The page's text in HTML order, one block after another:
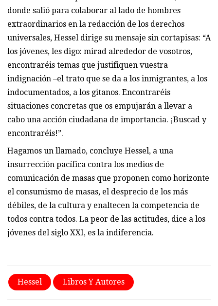
donde salió para colaborar al lado de hombres
extraordinarios en la redacción de los derechos
universales, Hessel dirige su mensaje sin cortapisas: “A
los jóvenes, les digo: mirad alrededor de vosotros,
encontraréis temas que justifiquen vuestra
indignación –el trato que se da a los inmigrantes, a los
indocumentados, a los gitanos. Encontraréis
situaciones concretas que os empujarán a llevar a
cabo una acción ciudadana de importancia. ¡Buscad y
encontraréis!”.
Hagamos un llamado, concluye Hessel, a una
insurrección pacífica contra los medios de
comunicación de masas que proponen como horizonte
el consumismo de masas, el desprecio de los más
débiles, de la cultura y enaltecen la competencia de
todos contra todos. La peor de las actitudes, dice a los
jóvenes del siglo XXI, es la indiferencia.
Hessel Libros Y Autores